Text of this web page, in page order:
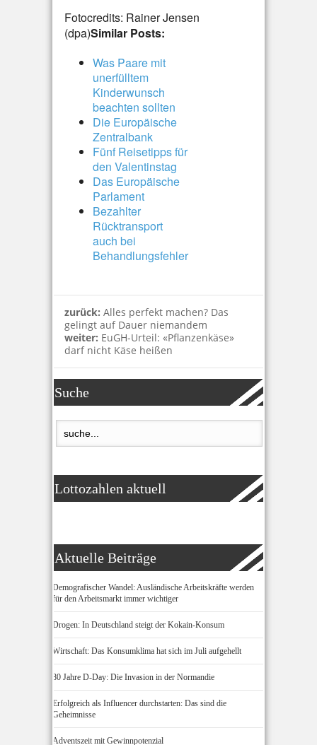
Fotocredits: Rainer Jensen
(dpa)Similar Posts:
Was Paare mit
unerfülltem
Kinderwunsch
beachten sollten
Die Europäische
Zentralbank
Fünf Reisetipps für
den Valentinstag
Das Europäische
Parlament
Bezahlter
Rücktransport
auch bei
Behandlungsfehler
zurück: Alles perfekt machen? Das
gelingt auf Dauer niemandem
weiter: EuGH-Urteil: «Pflanzenkäse»
darf nicht Käse heißen
Suche
Lottozahlen aktuell
Aktuelle Beiträge
Demografischer Wandel: Ausländische Arbeitskräfte werden
für den Arbeitsmarkt immer wichtiger
Drogen: In Deutschland steigt der Kokain-Konsum
Wirtschaft: Das Konsumklima hat sich im Juli aufgehellt
80 Jahre D-Day: Die Invasion in der Normandie
Erfolgreich als Influencer durchstarten: Das sind die
Geheimnisse
Adventszeit mit Gewinnpotenzial